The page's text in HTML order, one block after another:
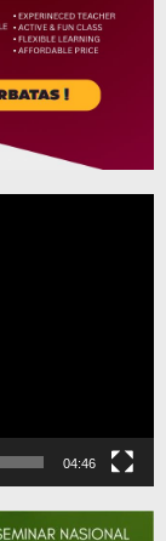
04:46